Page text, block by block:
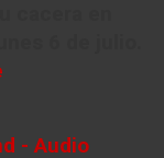
- Audio